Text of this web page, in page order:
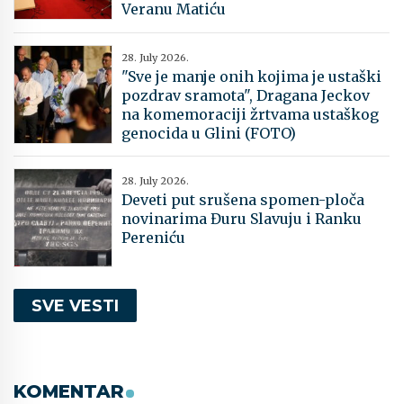
Veranu Matiću
28. July 2026.
"Sve je manje onih kojima je ustaški
pozdrav sramota", Dragana Jeckov
na komemoraciji žrtvama ustaškog
genocida u Glini (FOTO)
28. July 2026.
Deveti put srušena spomen-ploča
novinarima Đuru Slavuju i Ranku
Pereniću
SVE VESTI
KOMENTAR